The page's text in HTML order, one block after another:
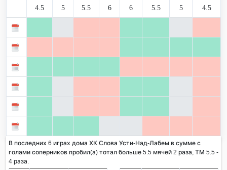
4.5
5
5.5
6
6
5.5
5
4.5
В последних 6 играх дома ХК Слова Усти-Над-Лабем в сумме с
голами соперников пробил(а) тотал больше 5.5 мячей 2 раза, ТМ 5.5 -
4 раза.